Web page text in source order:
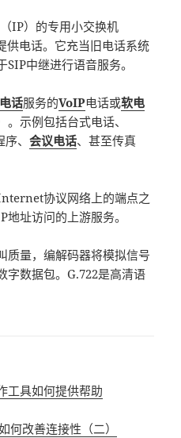
IP）的专用小交换机
供电话。它充当旧电话系统
中继进行语音服务。
话服务的VoIP电话或软电
。示例包括台式电话、
序、会议电话、甚至传真
协议网络上的端点之
址访问的上游服务。
质量，编解码器将模拟信号
字数据包。G.722是高清语
工具如何提供帮助
何改善连接性（二）